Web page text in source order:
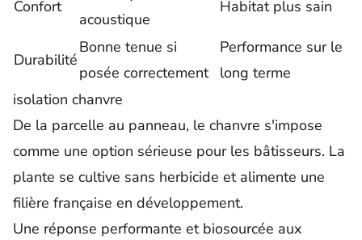
Confort
acoustique
Habitat plus sain
Durabilité
Bonne tenue si
posée correctement
Performance sur le
long terme
isolation chanvre
De la parcelle au panneau, le chanvre s'impose
comme une option sérieuse pour les bâtisseurs. La
plante se cultive sans herbicide et alimente une
filière française en développement.
Une réponse performante et biosourcée aux